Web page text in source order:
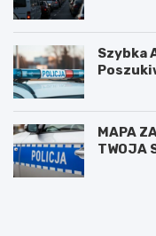
Szybka
MAPA
TWOJA